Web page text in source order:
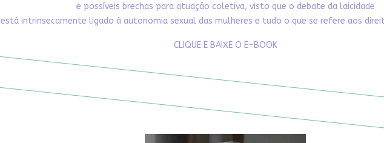
e possíveis brechas para atuação coletiva, visto que o debate da laicidade
está intrinsecamente ligado à autonomia sexual das mulheres e tudo o que se refere aos
CLIQUE E BAIXE O E-BOOK